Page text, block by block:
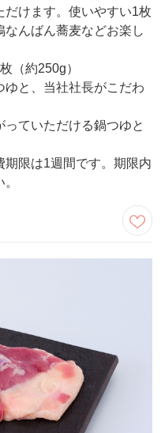
だけます。使いやすい1枚
なんばん蕎麦などお楽し
（約250g）
と、当社社長がこだわ
ていただける鍋つゆと
期限は1週間です。期限内